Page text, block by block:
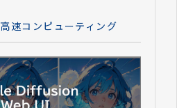
高速コンピューティング